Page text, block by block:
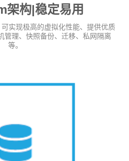
架构|稳定易用
实现极高的虚拟化性能、提供优质
管理、快照备份、迁移、私网隔离
等。